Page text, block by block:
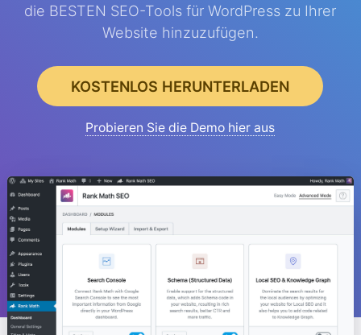
die BESTEN SEO-Tools für WordPress zu Ihrer
Website hinzuzufügen.
KOSTENLOS HERUNTERLADEN
Probieren Sie die Demo hier aus